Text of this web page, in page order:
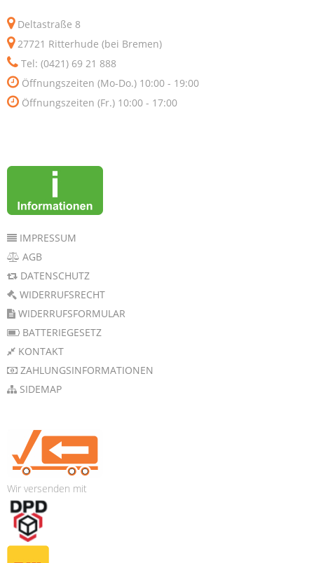
Deltastraße 8
27721 Ritterhude (bei Bremen)
Tel: (0421) 69 21 888
Öffnungszeiten (Mo-Do.) 10:00 - 19:00
Öffnungszeiten (Fr.) 10:00 - 17:00
IMPRESSUM
AGB
DATENSCHUTZ
WIDERRUFSRECHT
WIDERRUFSFORMULAR
BATTERIEGESETZ
KONTAKT
ZAHLUNGSINFORMATIONEN
SIDEMAP
Wir versenden mit